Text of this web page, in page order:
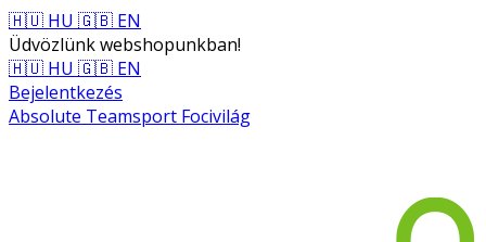
🇭🇺 HU 🇬🇧 EN
Üdvözlünk webshopunkban!
🇭🇺 HU 🇬🇧 EN
Bejelentkezés
Absolute Teamsport Focivilág